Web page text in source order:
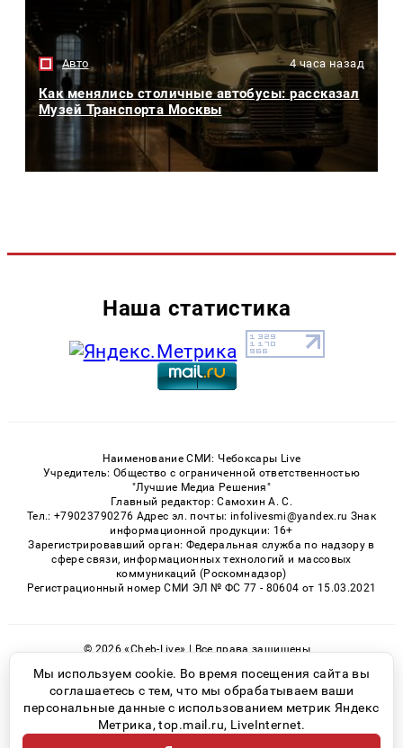
Авто 4 часа назад
Как менялись столичные автобусы: рассказал
Музей Транспорта Москвы
Наша статистика
Наименование СМИ: Чебоксары Live
Учредитель: Общество с ограниченной ответственностью
"Лучшие Медиа Решения"
Главный редактор: Самохин А. С.
Тел.: +79023790276 Адрес эл. почты: infolivesmi@yandex.ru Знак
информационной продукции: 16+
Зарегистрировавший орган: Федеральная служба по надзору в
сфере связи, информационных технологий и массовых
коммуникаций (Роскомнадзор)
Регистрационный номер СМИ ЭЛ № ФС 77 - 80604 от 15.03.2021
© 2026 «Cheb-Live» | Все права защищены
Возрастная категория сайта 16+
Политика конфиденциальности
Мы используем cookie. Во время посещения сайта вы
соглашаетесь с тем, что мы обрабатываем ваши
персональные данные с использованием метрик Яндекс
Метрика, top.mail.ru, LiveInternet.